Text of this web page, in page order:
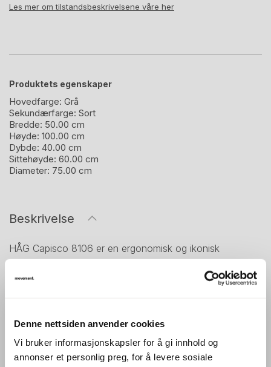
Denne nettsiden anvender cookies
Vi bruker informasjonskapsler for å gi innhold og
annonser et personlig preg, for å levere sosiale
Les mer om tilstandsbeskrivelsene våre her
Produktets egenskaper
Hovedfarge: Grå
Sekundærfarge: Sort
Bredde: 50.00 cm
Høyde: 100.00 cm
Dybde: 40.00 cm
Sittehøyde: 60.00 cm
Diameter: 75.00 cm
Beskrivelse
HÅG Capisco 8106 er en ergonomisk og ikonisk
å støtte variert og aktiv sitting, og er spesielt egnet for
arbeidsflater.